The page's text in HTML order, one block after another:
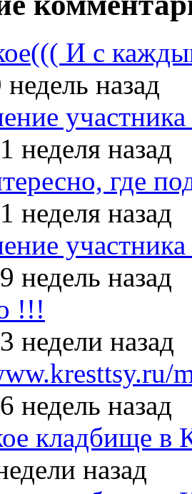
И с
назад
неделя назад
где
неделя назад
недель назад
!!!
недели назад
недель назад
кладбище в
назад